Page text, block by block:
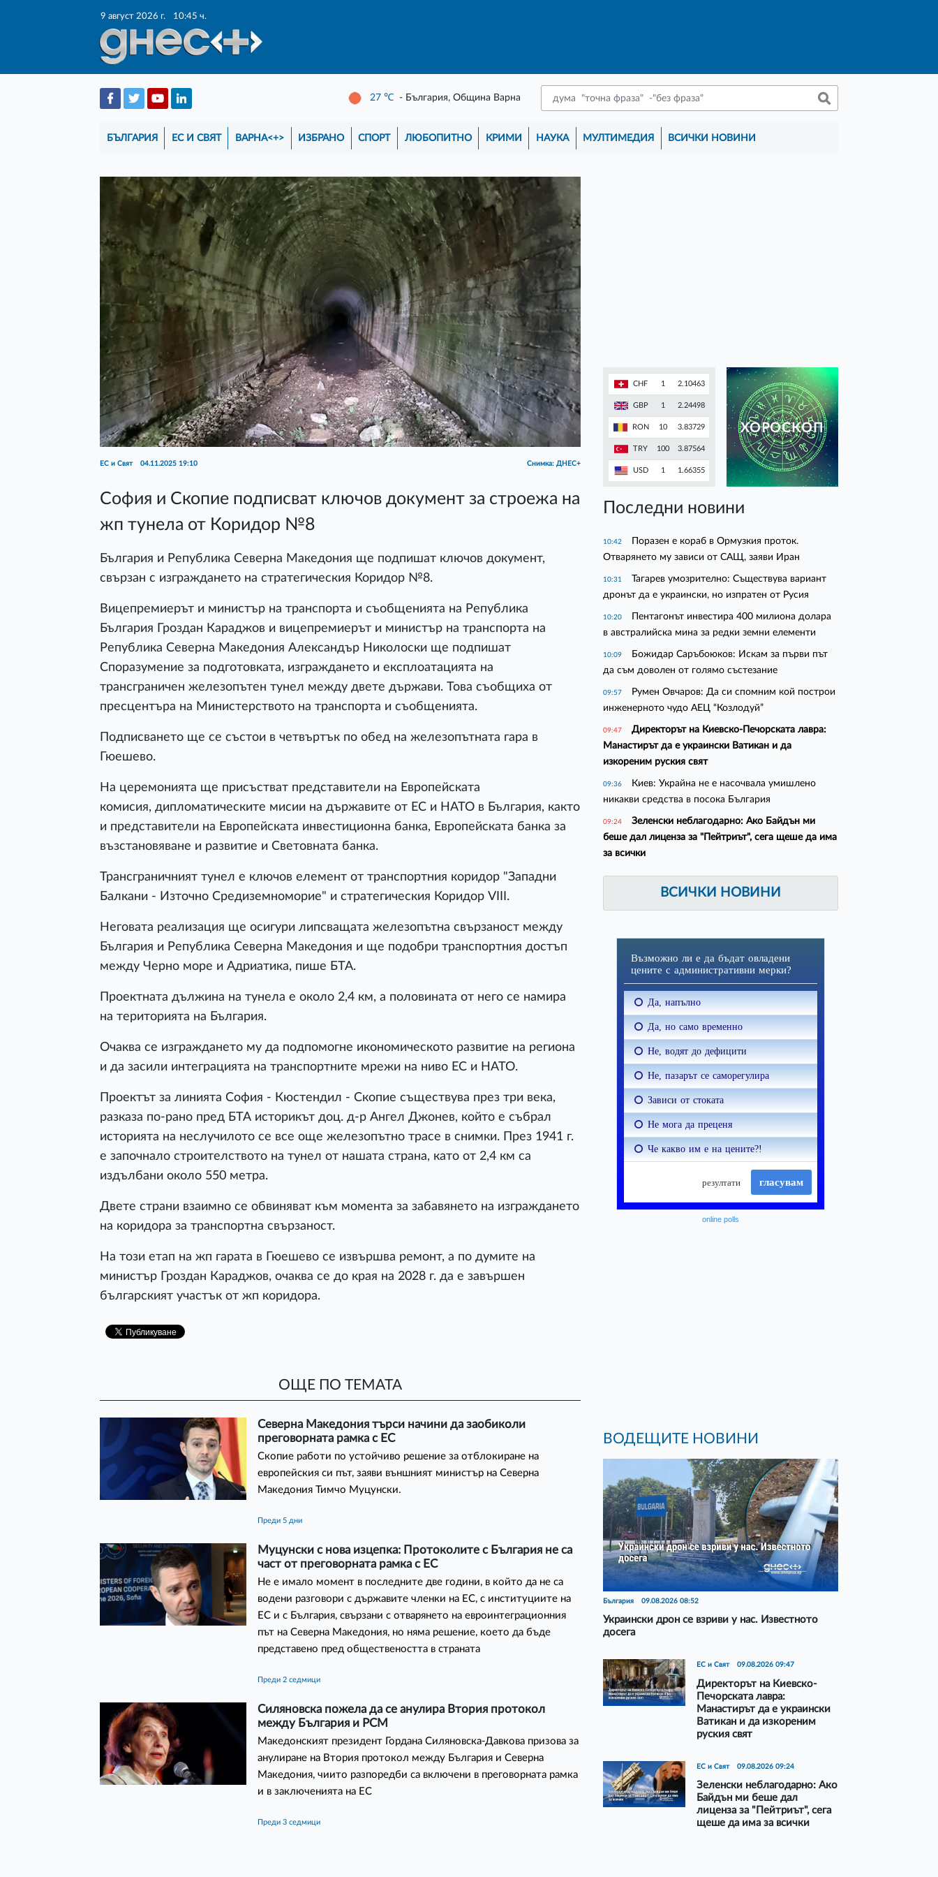
9 август 2026 г. 10:45 ч.
27 ℃ - България, Община Варна
БЪЛГАРИЯ ЕС И СВЯТ ВАРНА<+> ИЗБРАНО СПОРТ ЛЮБОПИТНО КРИМИ НАУКА МУЛТИМЕДИЯ ВСИЧКИ НОВИНИ
ЕС и Свят 04.11.2025 19:10 Снимка: ДНЕС+
София и Скопие подписват ключов документ за строежа на
жп тунела от Коридор №8
България и Република Северна Македония ще подпишат ключов документ,
свързан с изграждането на стратегическия Коридор №8.
Вицепремиерът и министър на транспорта и съобщенията на Република
България Гроздан Караджов и вицепремиерът и министър на транспорта на
Република Северна Македония Александър Николоски ще подпишат
Споразумение за подготовката, изграждането и експлоатацията на
трансграничен железопътен тунел между двете държави. Това съобщиха от
пресцентъра на Министерството на транспорта и съобщенията.
Подписването ще се състои в четвъртък по обед на железопътната гара в
Гюешево.
На церемонията ще присъстват представители на Европейската
комисия, дипломатическите мисии на държавите от ЕС и НАТО в България, както
и представители на Европейската инвестиционна банка, Европейската банка за
възстановяване и развитие и Световната банка.
Трансграничният тунел е ключов елемент от транспортния коридор "Западни
Балкани - Източно Средиземноморие" и стратегическия Коридор VIII.
Неговата реализация ще осигури липсващата железопътна свързаност между
България и Република Северна Македония и ще подобри транспортния достъп
между Черно море и Адриатика, пише БТА.
Проектната дължина на тунела е около 2,4 км, а половината от него се намира
на територията на България.
Очаква се изграждането му да подпомогне икономическото развитие на региона
и да засили интеграцията на транспортните мрежи на ниво ЕС и НАТО.
Проектът за линията София - Кюстендил - Скопие съществува през три века,
разказа по-рано пред БТА историкът доц. д-р Ангел Джонев, който е събрал
историята на неслучилото се все още железопътно трасе в снимки. През 1941 г.
е започнало строителството на тунел от нашата страна, като от 2,4 км са
издълбани около 550 метра.
Двете страни взаимно се обвиняват към момента за забавянето на изграждането
на коридора за транспортна свързаност.
На този етап на жп гарата в Гюешево се извършва ремонт, а по думите на
министър Гроздан Караджов, очаква се до края на 2028 г. да е завършен
българският участък от жп коридора.
ОЩЕ ПО ТЕМАТА
Северна Македония търси начини да заобиколи
преговорната рамка с ЕС
Скопие работи по устойчиво решение за отблокиране на
европейския си път, заяви външният министър на Северна
Македония Тимчо Муцунски.
преди 5 дни
Муцунски с нова изцепка: Протоколите с България не са
част от преговорната рамка с ЕС
Не е имало момент в последните две години, в който да не са
водени разговори с държавите членки на ЕС, с институциите на
ЕС и с България, свързани с отварянето на евроинтеграционния
път на Северна Македония, но няма решение, което да бъде
представено пред обществеността в страната
преди 2 седмици
Силяновска пожела да се анулира Втория протокол
между България и РСМ
Македонският президент Гордана Силяновска-Давкова призова за
анулиране на Втория протокол между България и Северна
Македония, чиито разпоредби са включени в преговорната рамка
и в заключенията на ЕС
преди 3 седмици
CHF 1 2.10463
GBP 1 2.24498
RON 10 3.83729
TRY 100 3.87564
USD 1 1.66355
ХОРОСКОП
Последни новини
10:42
Поразен е кораб в Ормузкия проток.
Отварянето му зависи от САЩ, заяви Иран
10:31
Тагарев умозрително: Съществува вариант
дронът да е украински, но изпратен от Русия
10:20
Пентагонът инвестира 400 милиона долара
в австралийска мина за редки земни елементи
10:09
Божидар Саръбоюков: Искам за първи път
да съм доволен от голямо състезание
09:57
Румен Овчаров: Да си спомним кой построи
инженерното чудо АЕЦ “Козлодуй”
09:47
Директорът на Киевско-Печорската лавра:
Манастирът да е украински Ватикан и да
изкореним руския свят
09:36
Киев: Украйна не е насочвала умишлено
никакви средства в посока България
09:24
Зеленски неблагодарно: Ако Байдън ми
беше дал лиценза за "Пейтриът", сега щеше да има
за всички
ВСИЧКИ НОВИНИ
online polls
ВОДЕЩИТЕ НОВИНИ
България 09.08.2026 08:52
Украински дрон се взриви у нас. Известното
досега
ЕС и Свят 09.08.2026 09:47
Директорът на Киевско-
Печорската лавра:
Манастирът да е украински
Ватикан и да изкореним
руския свят
ЕС и Свят 09.08.2026 09:24
Зеленски неблагодарно: Ако
Байдън ми беше дал
лиценза за "Пейтриът", сега
щеше да има за всички